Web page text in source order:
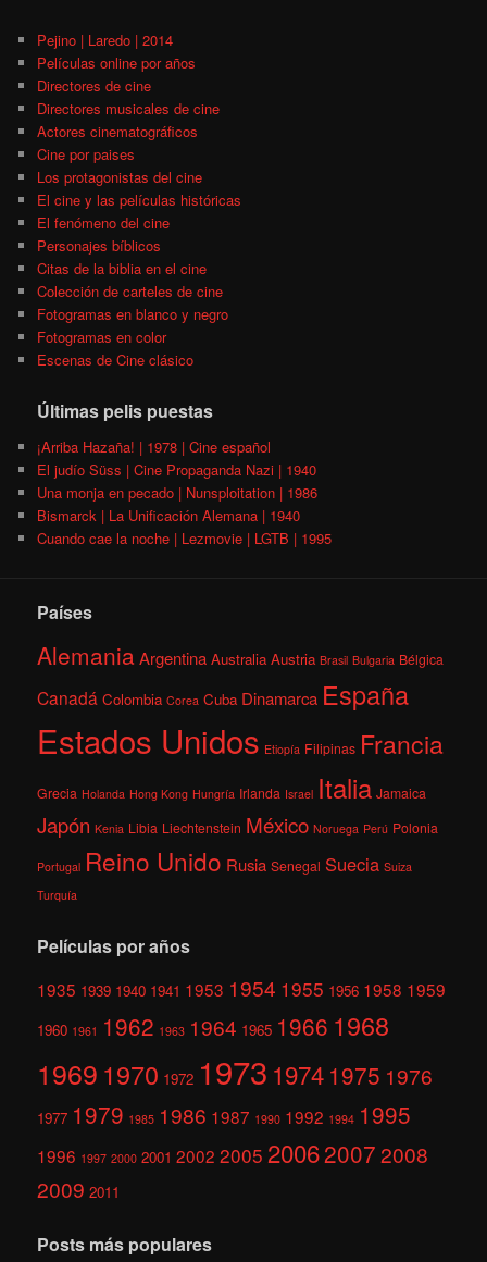
Pejino | Laredo | 2014
Películas online por años
Directores de cine
Directores musicales de cine
Actores cinematográficos
Cine por paises
Los protagonistas del cine
El cine y las películas históricas
El fenómeno del cine
Personajes bíblicos
Citas de la biblia en el cine
Colección de carteles de cine
Fotogramas en blanco y negro
Fotogramas en color
Escenas de Cine clásico
Últimas pelis puestas
¡Arriba Hazaña! | 1978 | Cine español
El judío Süss | Cine Propaganda Nazi | 1940
Una monja en pecado | Nunsploitation | 1986
Bismarck | La Unificación Alemana | 1940
Cuando cae la noche | Lezmovie | LGTB | 1995
Países
AlemaniaArgentina Australia Austria Brasil Bulgaria Bélgica
Canadá Colombia Corea Cuba Dinamarca España
Estados Unidos Etiopía Filipinas Francia
Grecia Holanda Hong Kong Hungría Irlanda Israel Italia Jamaica
Japón Kenia Libia Liechtenstein México Noruega Perú Polonia
Portugal Reino Unido Rusia Senegal Suecia Suiza
Turquía
Películas por años
1935 1939 1940 1941 1953 1954 1955 1956 1958 1959
1960 1961 1962 1963 1964 1965 1966 1968
1969 1970 1972 1973 1974 1975 1976
1977 1979 1985 1986 1987 1990 1992 1994 1995
1996 1997 2000 2001 2002 2005 200620072008
2009 2011
Posts más populares